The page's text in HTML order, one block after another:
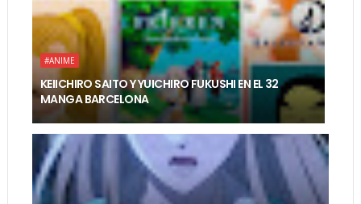
#ANIME
KEIICHIRO SAITO Y YUICHIRO FUKUSHI EN EL 32
MANGA BARCELONA